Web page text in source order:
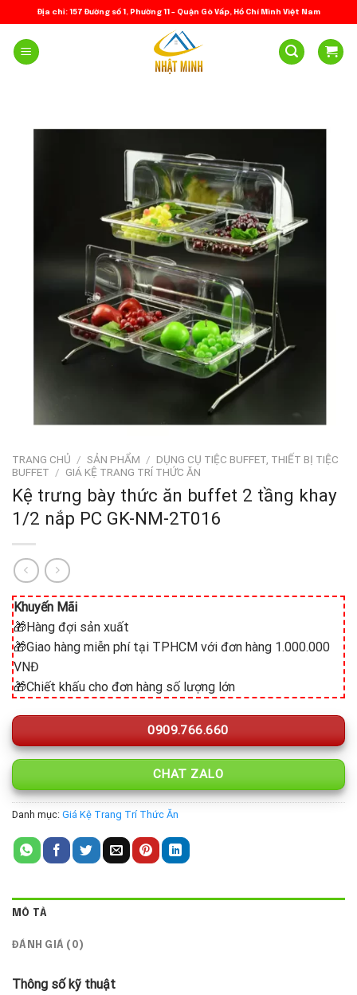
to
content
Địa chỉ: 157 Đường số 1, Phường 11 – Quận Gò Vấp, Hồ Chí Minh Việt Nam
TRANG CHỦ / SẢN PHẨM / DỤNG CỤ TIỆC BUFFET, THIẾT BỊ TIỆC
BUFFET / GIÁ KỆ TRANG TRÍ THỨC ĂN
Kệ trưng bày thức ăn buffet 2 tầng khay
1/2 nắp PC GK-NM-2T016
Khuyến Mãi
🎁Hàng đợi sản xuất
🎁Giao hàng miễn phí tại TPHCM với đơn hàng 1.000.000
VNĐ
🎁Chiết khấu cho đơn hàng số lượng lớn
0909.766.660
CHAT ZALO
Danh mục: Giá Kệ Trang Trí Thức Ăn
MÔ TẢ
ĐÁNH GIÁ (0)
Thông số kỹ thuật